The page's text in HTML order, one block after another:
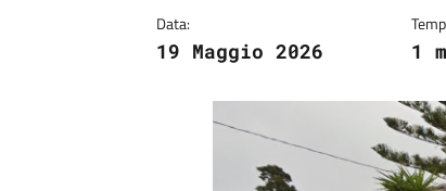
Data:
19 Maggio 2026 1